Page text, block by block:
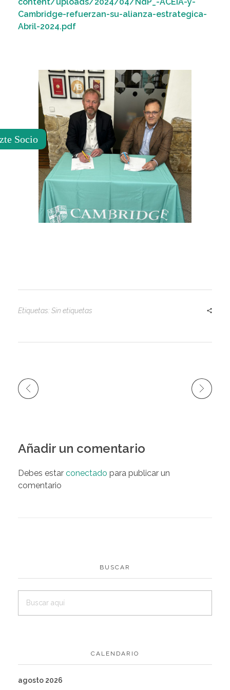
content/uploads/2024/04/NdP_-ACEIA-y-
Cambridge-refuerzan-su-alianza-estrategica-
Abril-2024.pdf
Etiquetas: Sin etiquetas
Añadir un comentario
Debes estar conectado para publicar un
comentario
BUSCAR
CALENDARIO
agosto 2026
Socio